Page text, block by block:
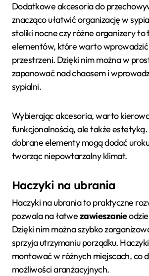
Dodatkowe akcesoria do
znacząco ułatwić organizację w
stoliki nocne czy różne organizery to
elementów, które warto
przestrzeni. Dzięki nim można w
zapanować nad chaosem i
sypialni.
Wybierając akcesoria, warto
funkcjonalnością, ale także
dobrane elementy mogą dodać
tworząc niepowtarzalny klimat.
Haczyki na ubrania
Haczyki na ubrania to praktyczne
pozwala na łatwezawieszanie
Dzięki nim można szybko
sprzyja utrzymaniu porządku.
montować w różnych miejscach, co
możliwości aranżacyjnych.